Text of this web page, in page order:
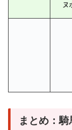
ヌ
まとめ：